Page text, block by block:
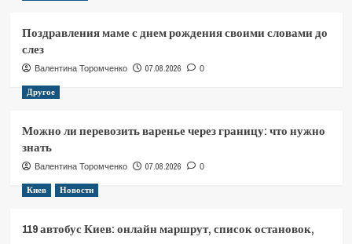
Поздравления маме с днем рождения своими словами до
слез
Валентина Торомченко 07.08.2026 0
Другое
Можно ли перевозить варенье через границу: что нужно
знать
Валентина Торомченко 07.08.2026 0
Киев Новости
119 автобус Киев: онлайн маршрут, список остановок,